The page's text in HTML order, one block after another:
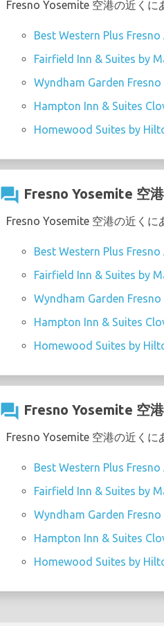
Fresno Yosemite 空港の近く
Best Western Plus
Fairfield Inn & Suites by
Wyndham Garden
Hampton Inn & Suites
Homewood Suites by
question_answer Fresno Yosemite 空
Fresno Yosemite 空港の近くに
Best Western Plus
Fairfield Inn & Suites by
Wyndham Garden
Hampton Inn & Suites
Homewood Suites by
question_answer Fresno Yosemite 空
Fresno Yosemite 空港の近く
Best Western Plus
Fairfield Inn & Suites by
Wyndham Garden
Hampton Inn & Suites
Homewood Suites by